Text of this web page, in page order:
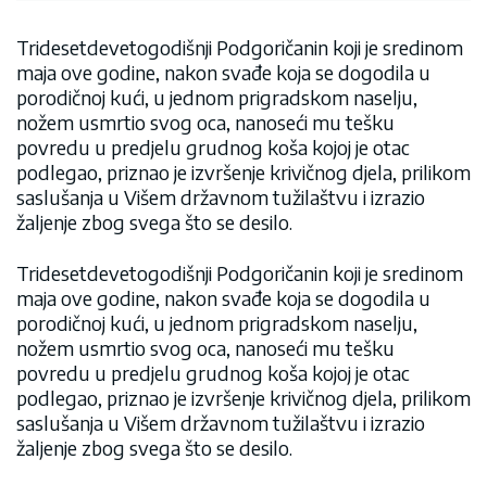
Tridesetdevetogodišnji Podgoričanin koji je sredinom
maja ove godine, nakon svađe koja se dogodila u
porodičnoj kući, u jednom prigradskom naselju,
nožem usmrtio svog oca, nanoseći mu tešku
povredu u predjelu grudnog koša kojoj je otac
podlegao, priznao je izvršenje krivičnog djela, prilikom
saslušanja u Višem državnom tužilaštvu i izrazio
žaljenje zbog svega što se desilo.
Tridesetdevetogodišnji Podgoričanin koji je sredinom
maja ove godine, nakon svađe koja se dogodila u
porodičnoj kući, u jednom prigradskom naselju,
nožem usmrtio svog oca, nanoseći mu tešku
povredu u predjelu grudnog koša kojoj je otac
podlegao, priznao je izvršenje krivičnog djela, prilikom
saslušanja u Višem državnom tužilaštvu i izrazio
žaljenje zbog svega što se desilo.